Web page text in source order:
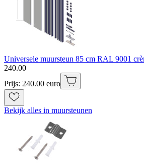
Universele muursteun 85 cm RAL 9001
240.00
Prijs: 240.00 euro
Bekijk alles in muursteunen